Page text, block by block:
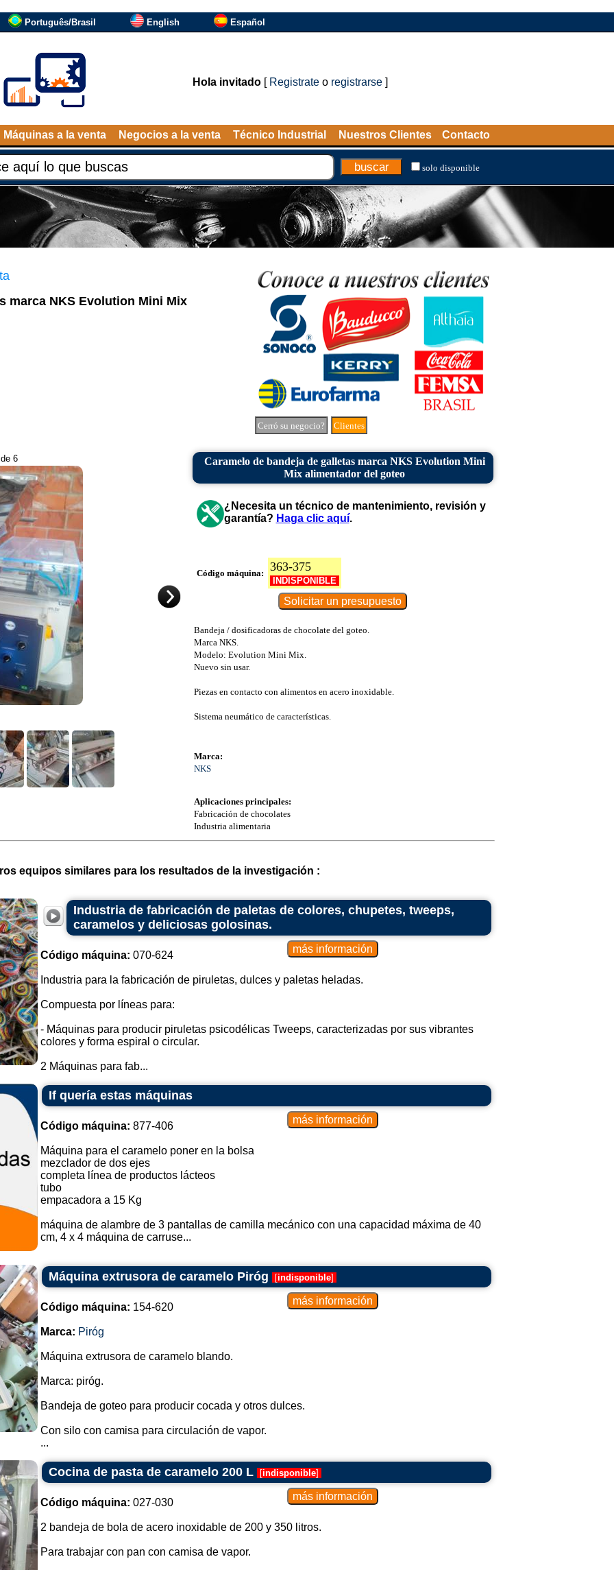
Português/Brasil English Español
Hola invitado[ Registrateo registrarse]
Máquinas a la venta Negocios a la venta Técnico Industrial Nuestros Clientes Contacto
solo disponible
marca NKS Evolution Mini Mix
Cerró su negocio? Clientes
6
Caramelo de bandeja de galletas marca NKS Evolution Mini
Mix alimentador del goteo
¿Necesita un técnico de mantenimiento, revisión y
garantía? Haga clic aquí.
Código máquina: 363-375
INDISPONIBLE
Bandeja / dosificadoras de chocolate del goteo.
Marca NKS.
Modelo: Evolution Mini Mix.
Nuevo sin usar.
Piezas en contacto con alimentos en acero inoxidable.
Sistema neumático de características.
Marca:
NKS
Aplicaciones principales:
Fabricación de chocolates
Industria alimentaria
equipos similares para los resultados de la investigación :
Industria de fabricación de paletas de colores, chupetes, tweeps,
caramelos y deliciosas golosinas.
Código máquina: 070-624
Industria para la fabricación de piruletas, dulces y paletas heladas.
Compuesta por líneas para:
- Máquinas para producir piruletas psicodélicas Tweeps, caracterizadas por sus vibrantes
colores y forma espiral o circular.
2 Máquinas para fab...
If quería estas máquinas
Código máquina: 877-406
Máquina para el caramelo poner en la bolsa
mezclador de dos ejes
completa línea de productos lácteos
tubo
empacadora a 15 Kg
máquina de alambre de 3 pantallas de camilla mecánico con una capacidad máxima de 40
cm, 4 x 4 máquina de carruse...
Máquina extrusora de caramelo Piróg [indisponible]
Código máquina: 154-620
Marca: Piróg
Máquina extrusora de caramelo blando.
Marca: piróg.
Bandeja de goteo para producir cocada y otros dulces.
Con silo con camisa para circulación de vapor.
...
Cocina de pasta de caramelo 200 L [indisponible]
Código máquina: 027-030
2 bandeja de bola de acero inoxidable de 200 y 350 litros.
Para trabajar con pan con camisa de vapor.